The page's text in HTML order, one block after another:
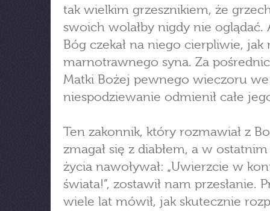
tak wielkim grzesznikiem, że
swoich wolałby nigdy nie oglądać.
Bóg czekał na niego cierpliwie, jak
marnotrawnego syna. Za
Matki Bożej pewnego wieczoru
niespodziewanie odmienił całe
Ten zakonnik, który rozmawiał z
zmagał się z diabłem, a w
życia nawoływał: „Uwierzcie w
świata!”, zostawił nam przesłanie.
wiele lat mówił, jak skutecznie